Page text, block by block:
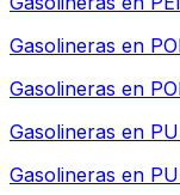
Gasolineras en
Gasolineras en
Gasolineras en
Gasolineras en